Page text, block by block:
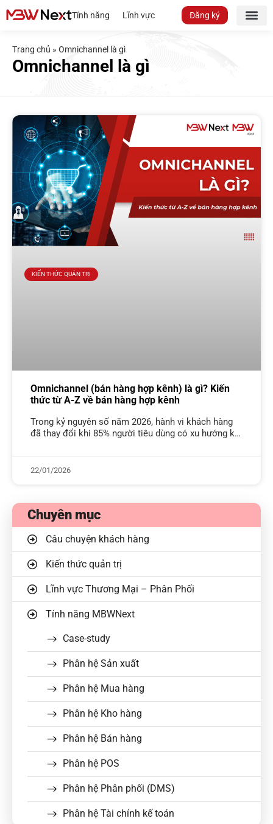
Tính năng Lĩnh vực Đăng ký
Trang chủ » Omnichannel là gì
Omnichannel là gì
KIẾN THỨC QUẢN TRỊ
Omnichannel (bán hàng hợp kênh) là gì? Kiến
thức từ A-Z về bán hàng hợp kênh
Trong kỷ nguyên số năm 2026, hành vi khách hàng
đã thay đổi khi 85% người tiêu dùng có xu hướng kết
22/01/2026
Chuyên mục
Câu chuyện khách hàng
Kiến thức quản trị
Lĩnh vực Thương Mại – Phân Phối
Tính năng MBWNext
Case-study
Phân hệ Sản xuất
Phân hệ Mua hàng
Phân hệ Kho hàng
Phân hệ Bán hàng
Phân hệ POS
Phân hệ Phân phối (DMS)
Phân hệ Tài chính kế toán